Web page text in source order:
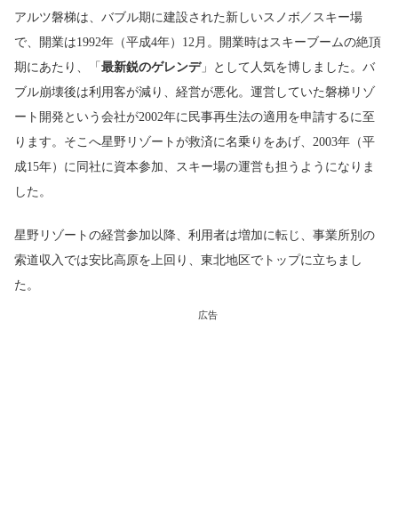
アルツ磐梯は、バブル期に建設された新しいスノボ／スキー場
で、開業は1992年（平成4年）12月。開業時はスキーブームの絶頂
期にあたり、「最新鋭のゲレンデ」として人気を博しました。バ
ブル崩壊後は利用客が減り、経営が悪化。運営していた磐梯リゾ
ート開発という会社が2002年に民事再生法の適用を申請するに至
ります。そこへ星野リゾートが救済に名乗りをあげ、2003年（平
成15年）に同社に資本参加、スキー場の運営も担うようになりま
した。
星野リゾートの経営参加以降、利用者は増加に転じ、事業所別の
索道収入では安比高原を上回り、東北地区でトップに立ちまし
た。
広告